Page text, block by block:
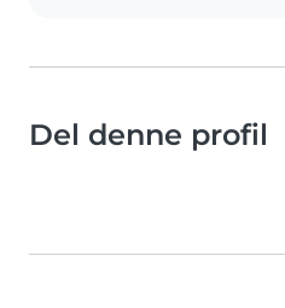
Del denne profil